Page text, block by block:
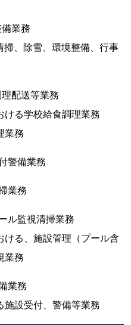
業務
、除雪、環境整備、行事
配送等業務
ける学校給食調理業務
業務
警備業務
業務
ル監視清掃業務
ける、施設管理（プール含
業務
業務
施設受付、警備等業務